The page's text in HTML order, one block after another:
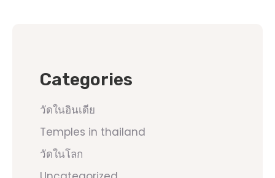
Categories
วัดในอินเดีย
Temples in thailand
วัดในโลก